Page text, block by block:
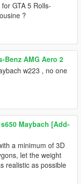
GTA 5 Rolls-
?
Benz AMG Aero 2
w223 , no one
Maybach [Add-
a minimum of 3D
let the weight
realistic as possible